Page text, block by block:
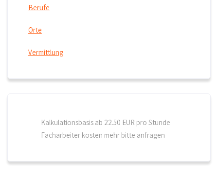
Berufe
Orte
Vermittlung
Kalkulationsbasis ab 22.50 EUR pro Stunde
Facharbeiter kosten mehr bitte anfragen